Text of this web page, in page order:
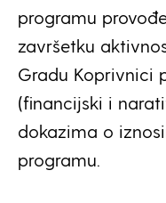
programu
završetku
Gradu Koprivnici
(financijski i
dokazima o
programu.